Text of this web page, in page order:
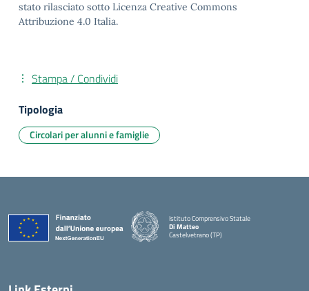
stato rilasciato sotto Licenza Creative Commons
Attribuzione 4.0 Italia.
Stampa / Condividi
Tipologia
Circolari per alunni e famiglie
Istituto Comprensivo Statale
Di Matteo
Castelvetrano (TP)